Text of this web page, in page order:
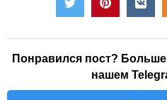
Понравился пост?
нашем